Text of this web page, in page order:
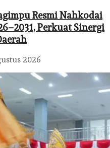
Resmi Nahkodai
Perkuat Sinergi
2026